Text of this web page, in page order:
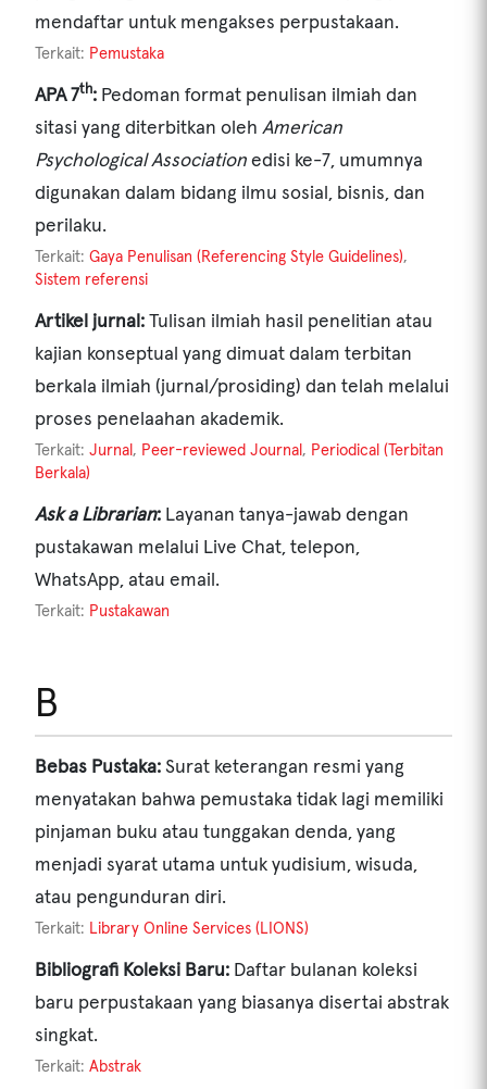
mendaftar untuk mengakses perpustakaan.
Terkait: Pemustaka
APA 7th: Pedoman format penulisan ilmiah dan
sitasi yang diterbitkan oleh American
Psychological Associationedisi ke-7, umumnya
digunakan dalam bidang ilmu sosial, bisnis, dan
perilaku.
Terkait: Gaya Penulisan (Referencing Style Guidelines),
Sistem referensi
Artikel jurnal:Tulisan ilmiah hasil penelitian atau
kajian konseptual yang dimuat dalam terbitan
berkala ilmiah (jurnal/prosiding) dan telah melalui
proses penelaahan akademik.
Terkait: Jurnal, Peer-reviewed Journal, Periodical (Terbitan
Berkala)
Ask a Librarian: Layanan tanya-jawab dengan
pustakawan melalui Live Chat, telepon,
WhatsApp, atau email.
Terkait: Pustakawan
B
Bebas Pustaka:Surat keterangan resmi yang
menyatakan bahwa pemustaka tidak lagi memiliki
pinjaman buku atau tunggakan denda, yang
menjadi syarat utama untuk yudisium, wisuda,
atau pengunduran diri.
Terkait: Library Online Services (LIONS)
Bibliografi Koleksi Baru: Daftar bulanan koleksi
baru perpustakaan yang biasanya disertai abstrak
singkat.
Terkait: Abstrak